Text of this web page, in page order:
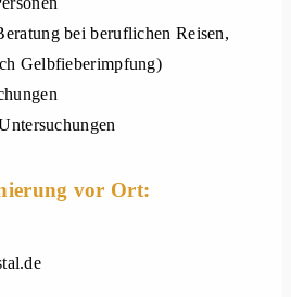
bei beruflichen Reisen,
Gelbfieberimpfung)
vor Ort: